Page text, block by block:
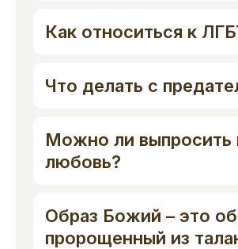
Как относиться к
Что делать с
Можно ли выпросить
любовь?
Образ Божий – это
пророщенный из